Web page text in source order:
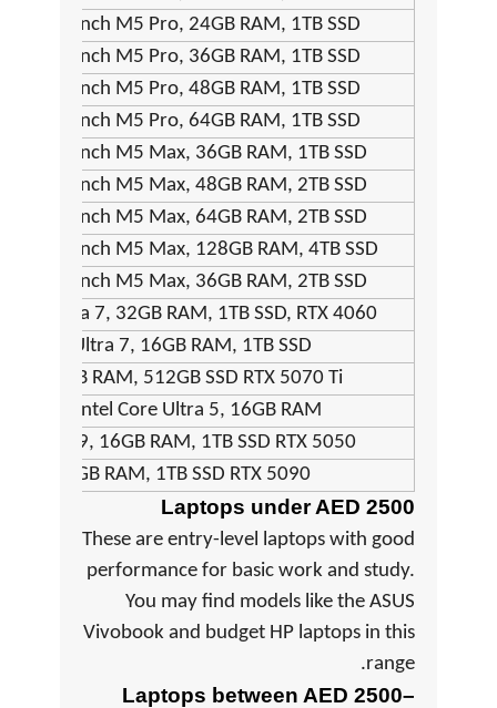
16-inch M5 Pro, 24GB RAM, 1TB SSD
16-inch M5 Pro, 36GB RAM, 1TB SSD
16-inch M5 Pro, 48GB RAM, 1TB SSD
16-inch M5 Pro, 64GB RAM, 1TB SSD
14-inch M5 Max, 36GB RAM, 1TB SSD
14-inch M5 Max, 48GB RAM, 2TB SSD
14-inch M5 Max, 64GB RAM, 2TB SSD
16-inch M5 Max, 128GB RAM, 4TB SSD
16-inch M5 Max, 36GB RAM, 2TB SSD
Ultra 7, 32GB RAM, 1TB SSD, RTX 4060
Core Ultra 7, 16GB RAM, 1TB SSD
9, 16GB RAM, 512GB SSD RTX 5070 Ti
7 AI Intel Core Ultra 5, 16GB RAM
Ryzen 9, 16GB RAM, 1TB SSD RTX 5050
9, 32GB RAM, 1TB SSD RTX 5090
Laptops under AED 2500
These are entry-level laptops with good
performance for basic work and study.
You may find models like the ASUS
Vivobook and budget HP laptops in this
range.
Laptops between AED 2500–